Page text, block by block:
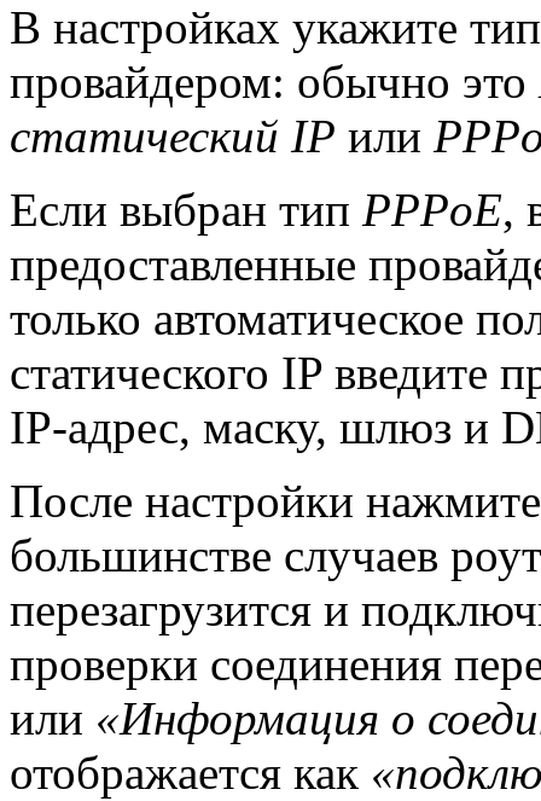
В настройках укажите
провайдером: обычно это
статический IP или
Если выбран тип PPPoE,
предоставленные
только автоматическое
статического IP введите
IP-адрес, маску, шлюз и
После настройки
большинстве случаев
перезагрузится и
проверки соединения
или «Информация о
отображается как